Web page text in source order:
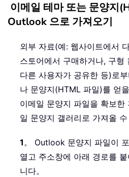
이메일 테마 또는 문양지
Outlook 으로 가져오기
외부 자료(예: 웹사이트에서
스토어에서 구매하거나, 구형
다른 사용자가 공유한 등)로
나 문양지(HTML 파일)를 얻
이메일 문양지 파일을 확보
일 문양지 갤러리로 가져올 수
1。 Outlook 문양지 파일이
열고 주소창에 아래 경로를
니다。